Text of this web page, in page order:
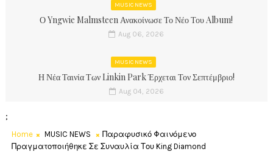
MUSIC NEWS
Ο Yngwie Malmsteen Ανακοίνωσε Το Νέο Του Album!
Aug 06, 2026
MUSIC NEWS
Η Νέα Ταινία Των Linkin Park Έρχεται Τον Σεπτέμβριο!
Aug 04, 2026
;
Home MUSIC NEWS
Παραφυσικό Φαινόμενο
Πραγματοποιήθηκε Σε Συναυλία Του King Diamond